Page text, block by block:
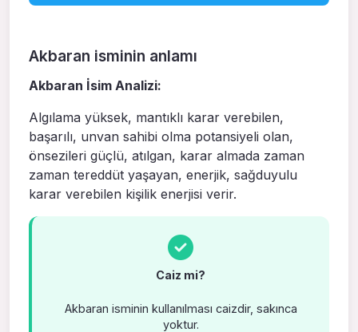
Akbaran isminin anlamı
Akbaran İsim Analizi:
Algılama yüksek, mantıklı karar verebilen,
başarılı, unvan sahibi olma potansiyeli olan,
önsezileri güçlü, atılgan, karar almada zaman
zaman tereddüt yaşayan, enerjik, sağduyulu
karar verebilen kişilik enerjisi verir.
Caiz mi?
Akbaran isminin kullanılması caizdir, sakınca
yoktur.